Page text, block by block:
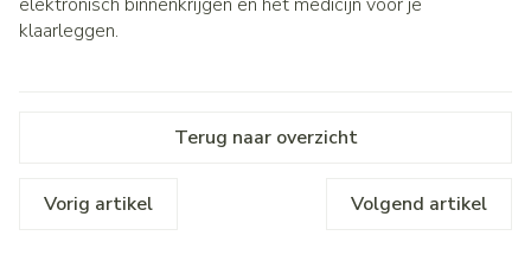
klaarleggen.
Terug naar overzicht
Vorig artikel Volgend artikel